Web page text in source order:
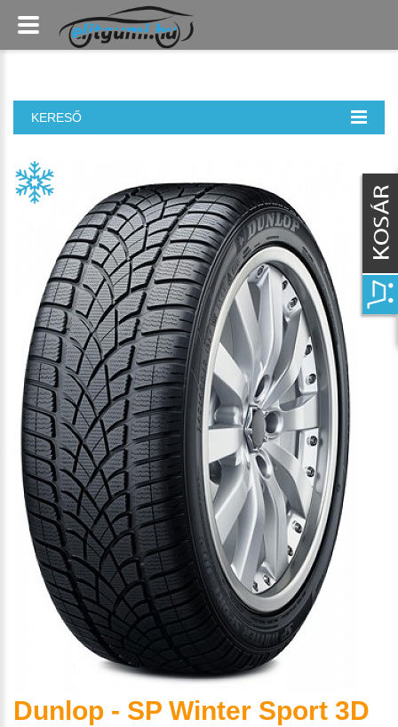
KERESŐ
Dunlop - SP Winter Sport 3D